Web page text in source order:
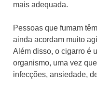
mais adequada.
Pessoas que fumam
ainda acordam muito
Além disso, o cigarro é
organismo, uma vez
infecções, ansiedade,